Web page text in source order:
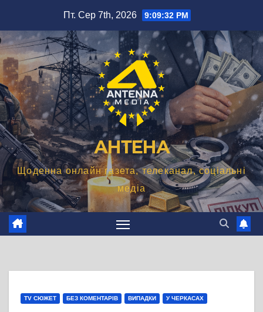
вмісту
Пт. Сер 7th, 2026 9:09:33 PM
АНТЕНА
Щоденна онлайн газета, телеканал, соціальні
медіа
TV СЮЖЕТ БЕЗ КОМЕНТАРІВ ВИПАДКИ У ЧЕРКАСАХ